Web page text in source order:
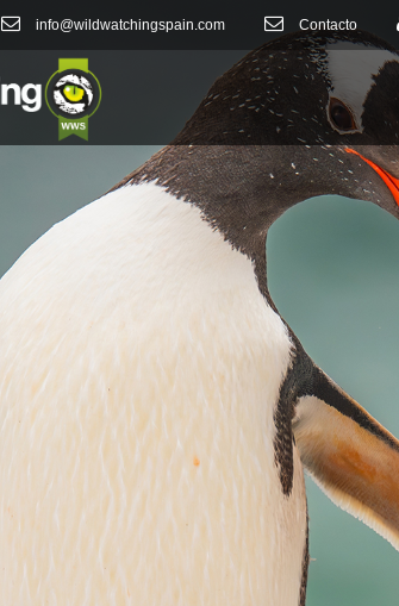
info@wildwatchingspain.com Contacto